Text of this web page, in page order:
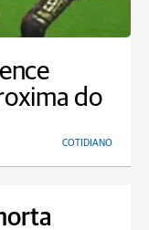
do
COTIDIANO